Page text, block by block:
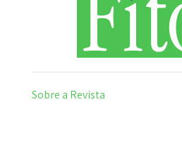
Sobre a Revista